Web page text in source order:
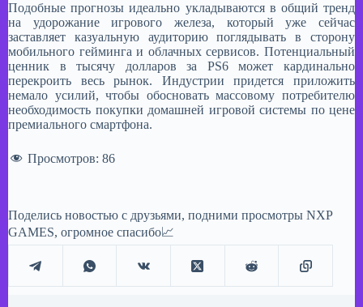
Подобные прогнозы идеально укладываются в общий тренд
на удорожание игрового железа, который уже сейчас
заставляет казуальную аудиторию поглядывать в сторону
мобильного гейминга и облачных сервисов. Потенциальный
ценник в тысячу долларов за PS6 может кардинально
перекроить весь рынок. Индустрии придется приложить
немало усилий, чтобы обосновать массовому потребителю
необходимость покупки домашней игровой системы по цене
премиального смартфона.
Просмотров: 86
Поделись новостью с друзьями, подними просмотры NXP
GAMES, огромное спасибо📈